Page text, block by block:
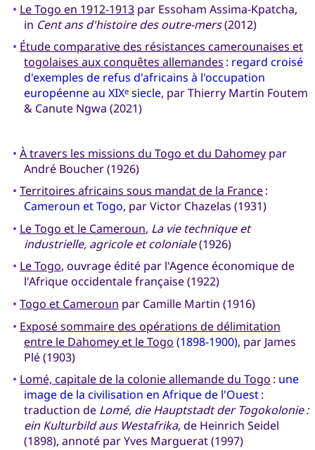
• Le Togo en 1912-1913par Essoham Assima-Kpatcha,
in Cent ans d'histoire des outre-mers(2012)
• Étude comparative des résistances camerounaises et
togolaises aux conquêtes allemandes : regard croisé
d'exemples de refus d'africains à l'occupation
européenne au XIXesiecle, par Thierry Martin Foutem
& Canute Ngwa (2021)
• À travers les missions du Togo et du Dahomeypar
André Boucher (1926)
• Territoires africains sous mandat de la France:
Cameroun et Togo, par Victor Chazelas (1931)
• Le Togo et le Cameroun, La vie technique et
industrielle, agricole et coloniale(1926)
• Le Togo, ouvrage édité par l'Agence économique de
l'Afrique occidentale française (1922)
• Togo et Cameroun par Camille Martin (1916)
• Exposé sommaire des opérations de délimitation
entre le Dahomey et le Togo (1898-1900), par James
Plé (1903)
• Lomé, capitale de la colonie allemande du Togo : une
image de la civilisation en Afrique de l'Ouest:
traduction de Lomé, die Hauptstadt der Togokolonie :
ein Kulturbild aus Westafrika, de Heinrich Seidel
(1898), annoté par Yves Marguerat (1997)